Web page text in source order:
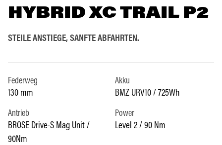
HYBRID XC TRAIL P2
STEILE ANSTIEGE, SANFTE ABFAHRTEN.
Federweg
130 mm
Akku
BMZ URV10 / 725Wh
Antrieb
BROSE Drive-S Mag Unit /
90Nm
Power
Level 2 / 90 Nm